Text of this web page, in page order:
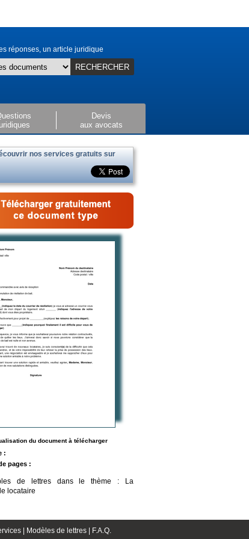
réponses, un article juridique
RECHERCHER
Devis
aux avocats
nos services gratuits sur
du document à télécharger
:
pages :
de lettres dans le thème : La
locataire
| Modèles de lettres |
F.A.Q.